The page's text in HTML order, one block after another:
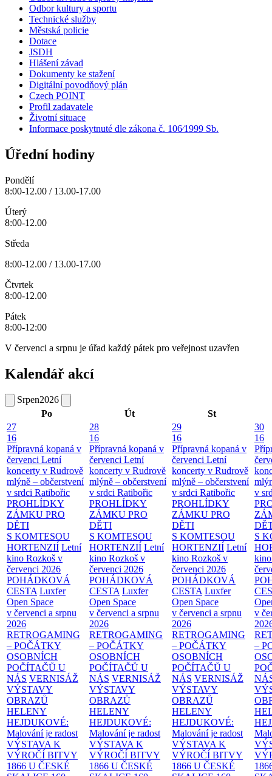
Odbor kultury a sportu
Technické služby
Městská policie
Dotace
JSDH
Hlášení závad
Dokumenty ke stažení
Digitální povodňový plán
Czech POINT
Profil zadavatele
Životní situace
Informace poskytnuté dle zákona č. 106⁄1999 Sb.
Úřední hodiny
Pondělí
8:00-12.00 / 13.00-17.00
Úterý
8:00-12.00
Středa
8:00-12.00 / 13.00-17.00
Čtvrtek
8:00-12.00
Pátek
8:00-12:00
V červenci a srpnu je úřad každý pátek pro veřejnost uzavřen
Kalendář akcí
Srpen2026
Po
Út
St
27
16
Přípravná kopaná v
červenci Letní
koncerty v Rudrově
mlýně – občerstvení
v srdci Ratibořic
PROHLÍDKY
ZÁMKU PRO
DĚTI
S KOMTESOU
HORTENZIÍ Letní
kino Rozkoš v
červenci 2026
POHÁDKOVÁ
CESTA Luxfer
Open Space
v červenci a srpnu
2026
RETROGAMING
– POČÁTKY
OSOBNÍCH
POČÍTAČŮ U
NÁS VERNISÁŽ
VÝSTAVY
OBRAZŮ
HELENY
HEJDUKOVÉ:
Malování je radost
VÝSTAVA K
VÝROČÍ BITVY
1866 U ČESKÉ
28
16
Přípravná kopaná v
červenci Letní
koncerty v Rudrově
mlýně – občerstvení
v srdci Ratibořic
PROHLÍDKY
ZÁMKU PRO
DĚTI
S KOMTESOU
HORTENZIÍ Letní
kino Rozkoš v
červenci 2026
POHÁDKOVÁ
CESTA Luxfer
Open Space
v červenci a srpnu
2026
RETROGAMING
– POČÁTKY
OSOBNÍCH
POČÍTAČŮ U
NÁS VERNISÁŽ
VÝSTAVY
OBRAZŮ
HELENY
HEJDUKOVÉ:
Malování je radost
VÝSTAVA K
VÝROČÍ BITVY
1866 U ČESKÉ
29
16
Přípravná kopaná v
červenci Letní
koncerty v Rudrově
mlýně – občerstvení
v srdci Ratibořic
PROHLÍDKY
ZÁMKU PRO
DĚTI
S KOMTESOU
HORTENZIÍ Letní
kino Rozkoš v
červenci 2026
POHÁDKOVÁ
CESTA Luxfer
Open Space
v červenci a srpnu
2026
RETROGAMING
– POČÁTKY
OSOBNÍCH
POČÍTAČŮ U
NÁS VERNISÁŽ
VÝSTAVY
OBRAZŮ
HELENY
HEJDUKOVÉ:
Malování je radost
VÝSTAVA K
VÝROČÍ BITVY
1866 U ČESKÉ
30
16
v
S
v
–